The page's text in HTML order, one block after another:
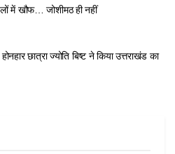
में खौफ… जोशीमठ ही नहीं
छात्रा ज्योति बिष्ट ने किया उत्तराखंड का